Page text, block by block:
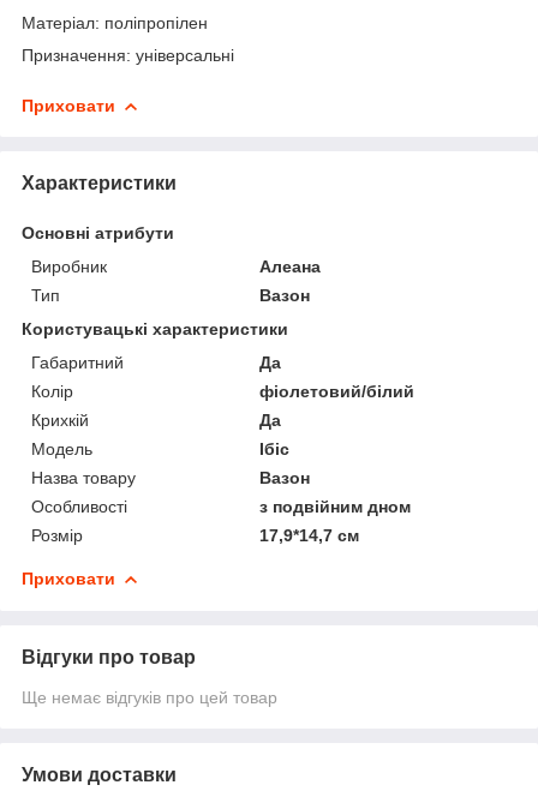
Матеріал: поліпропілен
Призначення: універсальні
Приховати
Характеристики
Основні атрибути
Виробник
Алеана
Тип
Вазон
Користувацькі характеристики
Габаритний
Да
Колір
фіолетовий/білий
Крихкій
Да
Мoдель
Ібіс
Назва товару
Вазон
Особливості
з подвійним дном
Розмір
17,9*14,7 см
Приховати
Відгуки про товар
Ще немає відгуків про цей товар
Умови доставки